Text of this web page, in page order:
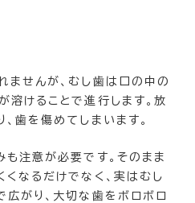
ませんが、むし歯は口の中の
溶けることで進行します。放
歯を傷めてしまいます。
も注意が必要です。そのまま
なるだけでなく、実はむし
広がり、大切な歯をボロボロ